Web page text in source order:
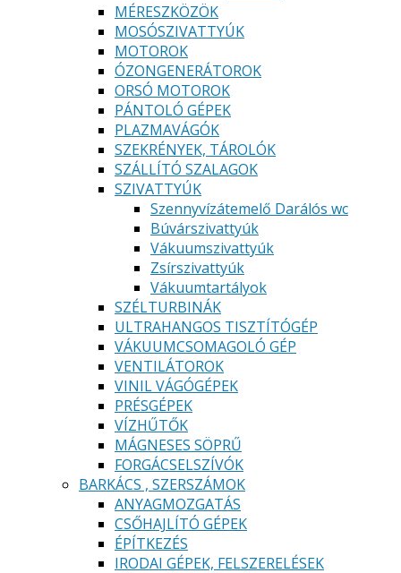
MÉRESZKÖZÖK
MOSÓSZIVATTYÚK
MOTOROK
ÓZONGENERÁTOROK
ORSÓ MOTOROK
PÁNTOLÓ GÉPEK
PLAZMAVÁGÓK
SZEKRÉNYEK, TÁROLÓK
SZÁLLÍTÓ SZALAGOK
SZIVATTYÚK
Szennyvízátemelő Darálós wc
Búvárszivattyúk
Vákuumszivattyúk
Zsírszivattyúk
Vákuumtartályok
SZÉLTURBINÁK
ULTRAHANGOS TISZTÍTÓGÉP
VÁKUUMCSOMAGOLÓ GÉP
VENTILÁTOROK
VINIL VÁGÓGÉPEK
PRÉSGÉPEK
VÍZHŰTŐK
MÁGNESES SÖPRŰ
FORGÁCSELSZÍVÓK
BARKÁCS , SZERSZÁMOK
ANYAGMOZGATÁS
CSŐHAJLÍTÓ GÉPEK
ÉPÍTKEZÉS
IRODAI GÉPEK, FELSZERELÉSEK